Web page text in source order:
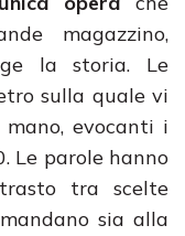
magazzino,
la storia. Le
sulla quale vi
evocanti i
Le parole hanno
tra scelte
sia alla